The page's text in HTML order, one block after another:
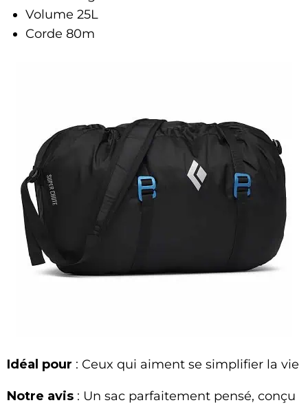
Volume 25L
Corde 80m
Idéal pour : Ceux qui aiment se simplifier la vie
Notre avis : Un sac parfaitement pensé, conçu